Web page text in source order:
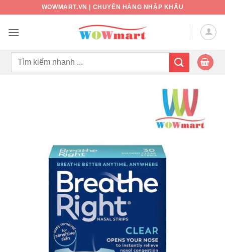
nội
WOWMART.VN | CHUYÊN HÀNG NHẬP KHẨU
Tìm